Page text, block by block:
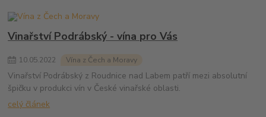
Vinařství Podrábský - vína pro Vás
10.05.2022 Vína z Čech a Moravy
Vinařství Podrábský z Roudnice nad Labem patří mezi absolutní
špičku v produkci vín v České vinařské oblasti.
celý článek